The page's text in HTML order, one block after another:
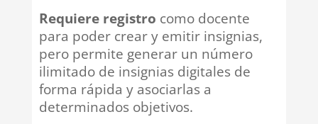
Requiere registro como docente
para poder crear y emitir insignias,
pero permite generar un número
ilimitado de insignias digitales de
forma rápida y asociarlas a
determinados objetivos.